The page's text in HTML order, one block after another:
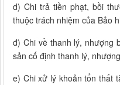
d) Chi trả tiền phạt, bồi
thuộc trách nhiệm của Bảo
đ) Chi về thanh lý, nhượng
sản cố định thanh lý,
e) Chi xử lý khoản tổn thất